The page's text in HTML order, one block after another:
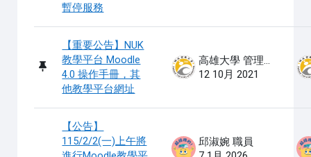
暫停服務
【重要公告】NUK
教學平台 Moodle
4.0 操作手冊，其
他教學平台網址
高雄大學 管理員
12 10月 2021
【公告】
115/2/2(一)上午將
邱淑婉 職員